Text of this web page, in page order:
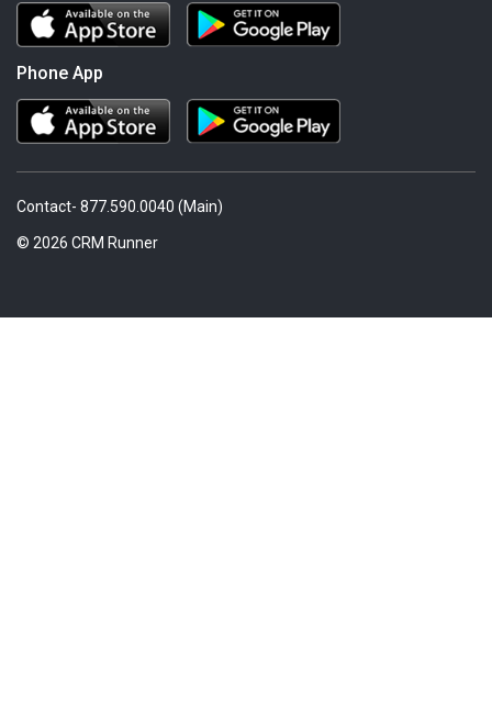
Phone App
Contact- 877.590.0040 (Main)
© 2026 CRM Runner